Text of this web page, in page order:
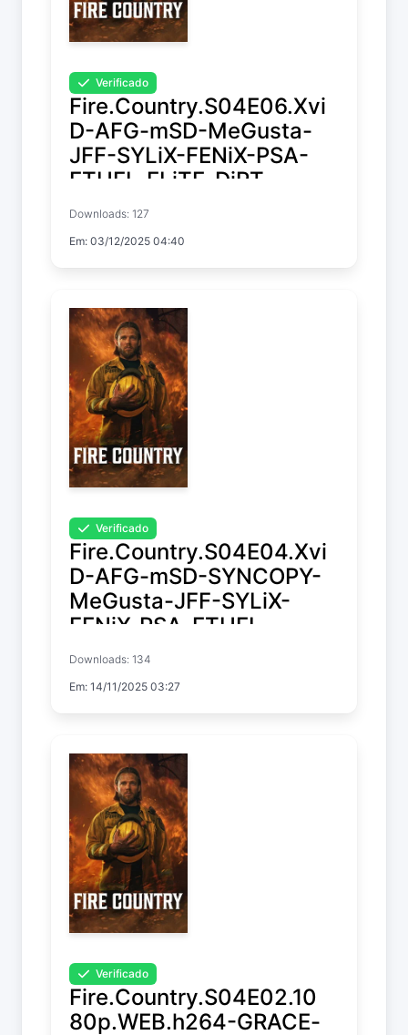
Verificado
Fire.Country.S04E06.Xvi
D-AFG-mSD-MeGusta-
JFF-SYLiX-FENiX-PSA-
ETHEL-ELiTE-DiRT-
FLUX-NTb-Kitsune-STC
Fire Country
Temp. 4 EP. 6
Downloads: 127
Em: 03/12/2025 04:40
Verificado
Fire.Country.S04E04.Xvi
D-AFG-mSD-SYNCOPY-
MeGusta-JFF-SYLiX-
FENiX-PSA-ETHEL-
ELiTE-FLUX-NTb-
Downloads: 134
Em: 14/11/2025 03:27
Verificado
Fire.Country.S04E02.10
80p.WEB.h264-GRACE-